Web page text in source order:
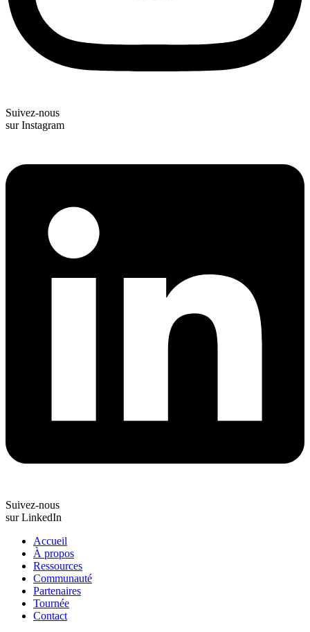
Suivez-nous
sur Instagram
Suivez-nous
sur LinkedIn
Accueil
À propos
Ressources
Communauté
Partenaires
Tournée
Contact